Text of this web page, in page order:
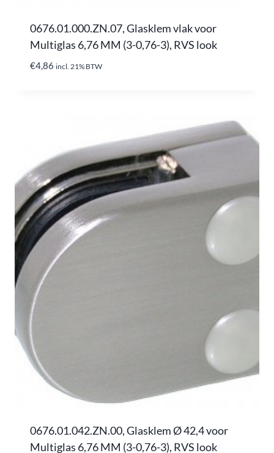
0676.01.000.ZN.07, Glasklem vlak voor
Multiglas 6,76 MM (3-0,76-3), RVS look
€4,86 incl. 21% BTW
0676.01.042.ZN.00, Glasklem Ø 42,4 voor
Multiglas 6,76 MM (3-0,76-3), RVS look